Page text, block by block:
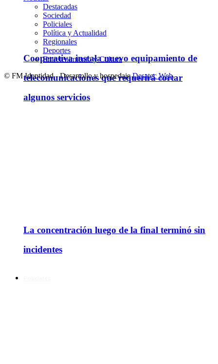
Cooperativa instala nuevo equipamiento de
telecomunicaciones que requerirá cortar
algunos servicios
La concentración luego de la final terminó sin
incidentes
Destacadas
Sociedad
Policiales
Política y Actualidad
Regionales
Deportes
Entretenimiento y Cultura
© FM Identidad - Desarrollo y hospedajeDesatec Web.